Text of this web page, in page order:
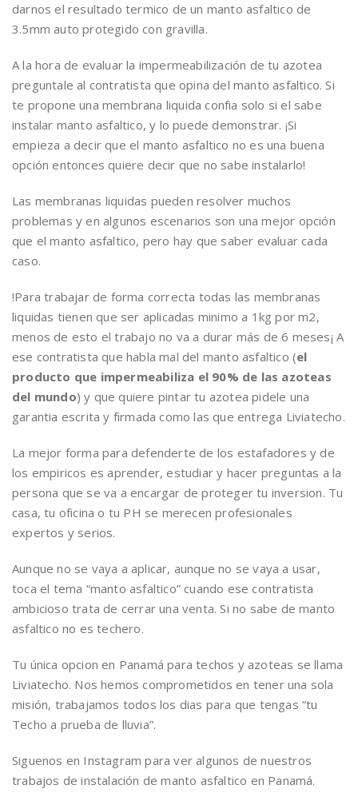
darnos el resultado termico de un manto asfaltico de
3.5mm auto protegido con gravilla.
A la hora de evaluar la impermeabilización de tu azotea
preguntale al contratista que opina del manto asfaltico. Si
te propone una membrana liquida confia solo si el sabe
instalar manto asfaltico, y lo puede demonstrar. ¡Si
empieza a decir que el manto asfaltico no es una buena
opción entonces quiere decir que no sabe instalarlo!
Las membranas liquidas pueden resolver muchos
problemas y en algunos escenarios son una mejor opción
que el manto asfaltico, pero hay que saber evaluar cada
caso.
!Para trabajar de forma correcta todas las membranas
liquidas tienen que ser aplicadas minimo a 1kg por m2,
menos de esto el trabajo no va a durar más de 6 meses¡ A
ese contratista que habla mal del manto asfaltico (el
producto que impermeabiliza el 90% de las azoteas
del mundo) y que quiere pintar tu azotea pidele una
garantia escrita y firmada como las que entrega Liviatecho.
La mejor forma para defenderte de los estafadores y de
los empiricos es aprender, estudiar y hacer preguntas a la
persona que se va a encargar de proteger tu inversion. Tu
casa, tu oficina o tu PH se merecen profesionales
expertos y serios.
Aunque no se vaya a aplicar, aunque no se vaya a usar,
toca el tema “manto asfaltico” cuando ese contratista
ambicioso trata de cerrar una venta. Si no sabe de manto
asfaltico no es techero.
Tu única opcion en Panamá para techos y azoteas se llama
Liviatecho. Nos hemos comprometidos en tener una sola
misión, trabajamos todos los dias para que tengas “tu
Techo a prueba de lluvia”.
Siguenos en Instagram para ver algunos de nuestros
trabajos de instalación de manto asfaltico en Panamá.